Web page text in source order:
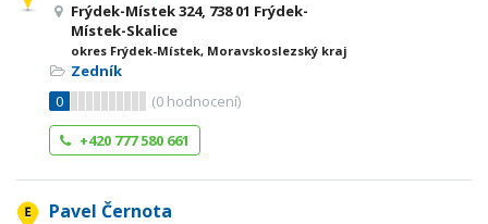
Frýdek-Místek 324, 738 01 Frýdek-
Místek-Skalice
okres Frýdek-Místek, Moravskoslezský kraj
Zedník
0
(0 hodnocení)
+420 777 580 661
Pavel Černota